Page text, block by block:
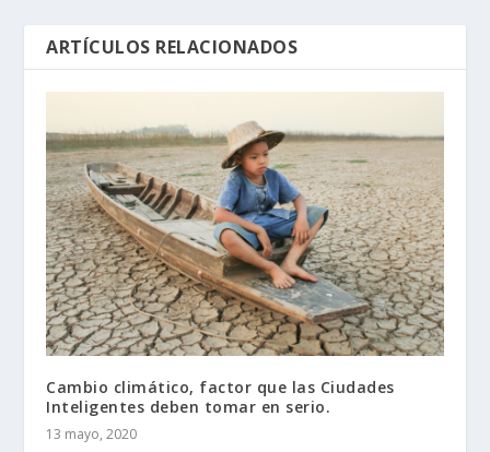
ARTÍCULOS RELACIONADOS
Cambio climático, factor que las Ciudades
Inteligentes deben tomar en serio.
13 mayo, 2020